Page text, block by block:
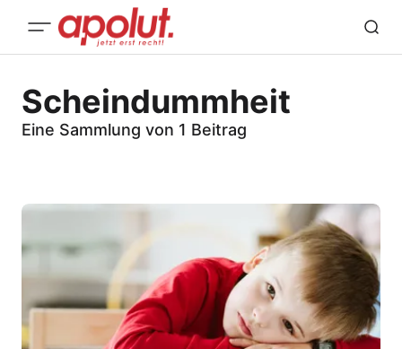
Scheindummheit
Eine Sammlung von 1 Beitrag